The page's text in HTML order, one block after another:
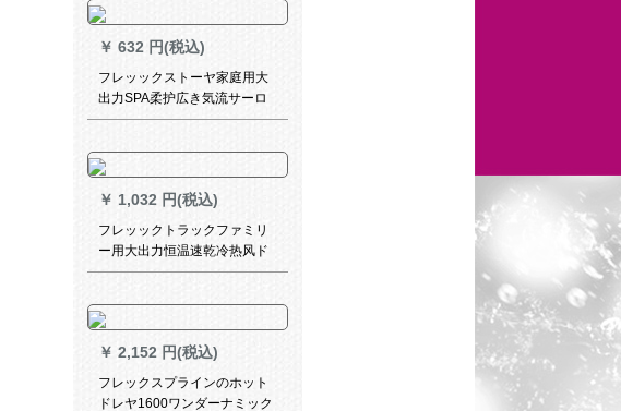
￥ 632 円(税込)
フレッックストーヤ家庭用大
出力SPA柔护広き気流サーロ
ン理髪店护发冷热ドラーヤー
￥ 1,032 円(税込)
フレッックトラックファミリ
ー用大出力恒温速乾冷热风ド
ラヤHP 8230/00
￥ 2,152 円(税込)
フレックスプラインのホット
ドレヤ1600ワンダーナミック